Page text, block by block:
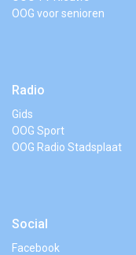
OOG voor senioren
Radio
Gids
OOG Sport
OOG Radio Stadsplaat
Social
Facebook